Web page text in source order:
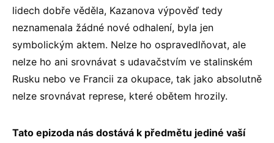
lidech dobře věděla, Kazanova výpověď tedy
neznamenala žádné nové odhalení, byla jen
symbolickým aktem. Nelze ho ospravedlňovat, ale
nelze ho ani srovnávat s udavačstvím ve stalinském
Rusku nebo ve Francii za okupace, tak jako absolutně
nelze srovnávat represe, které obětem hrozily.
Tato epizoda nás dostává k předmětu jediné vaší